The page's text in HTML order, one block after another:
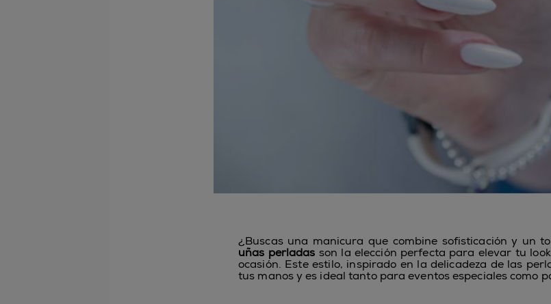
¿Buscas una manicura que combine sofisticación y un
uñas perladas son la elección perfecta para elevar tu
ocasión. Este estilo, inspirado en la delicadeza de las
tus manos y es ideal tanto para eventos especiales como